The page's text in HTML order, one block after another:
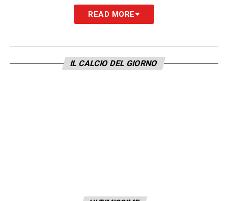
DZEKO E DE GEA– «Giocheranno. Ho
parlato con Martinelli e ho spiegato la scelta
SULLA PARTITA– «E’ un altro calcio. Loro
READ MORE
IL CALCIO DEL GIORNO